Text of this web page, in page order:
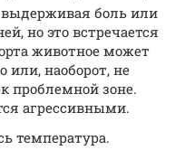
боль или
но это встречается
животное может
или, наоборот, не
проблемной зоне.
агрессивными.
температура.